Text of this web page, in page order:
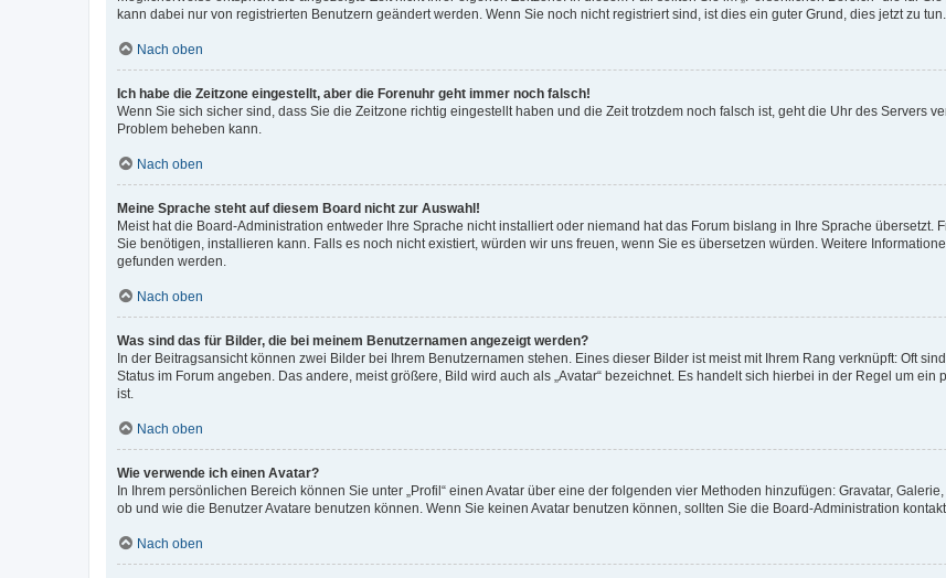
kann dabei nur von registrierten Benutzern geändert werden. Wenn Sie noch nicht registriert sind, ist dies ein guter Grund, dies jetzt zu tun.
Nach oben
Ich habe die Zeitzone eingestellt, aber die Forenuhr geht immer noch falsch!
Wenn Sie sich sicher sind, dass Sie die Zeitzone richtig eingestellt haben und die Zeit trotzdem noch falsch ist, geht die Uhr des Servers
Problem beheben kann.
Nach oben
Meine Sprache steht auf diesem Board nicht zur Auswahl!
Meist hat die Board-Administration entweder Ihre Sprache nicht installiert oder niemand hat das Forum bislang in Ihre Sprache übersetzt.
Sie benötigen, installieren kann. Falls es noch nicht existiert, würden wir uns freuen, wenn Sie es übersetzen würden. Weitere
gefunden werden.
Nach oben
Was sind das für Bilder, die bei meinem Benutzernamen angezeigt werden?
In der Beitragsansicht können zwei Bilder bei Ihrem Benutzernamen stehen. Eines dieser Bilder ist meist mit Ihrem Rang verknüpft: Oft
Status im Forum angeben. Das andere, meist größere, Bild wird auch als „Avatar“ bezeichnet. Es handelt sich hierbei in der Regel um
ist.
Nach oben
Wie verwende ich einen Avatar?
In Ihrem persönlichen Bereich können Sie unter „Profil“ einen Avatar über eine der folgenden vier Methoden hinzufügen: Gravatar,
ob und wie die Benutzer Avatare benutzen können. Wenn Sie keinen Avatar benutzen können, sollten Sie die Board-Administration
Nach oben